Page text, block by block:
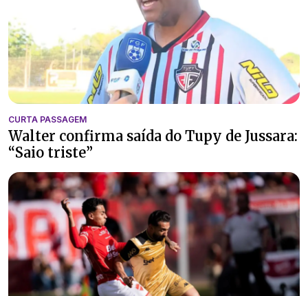
CURTA PASSAGEM
Walter confirma saída do Tupy de Jussara:
“Saio triste”